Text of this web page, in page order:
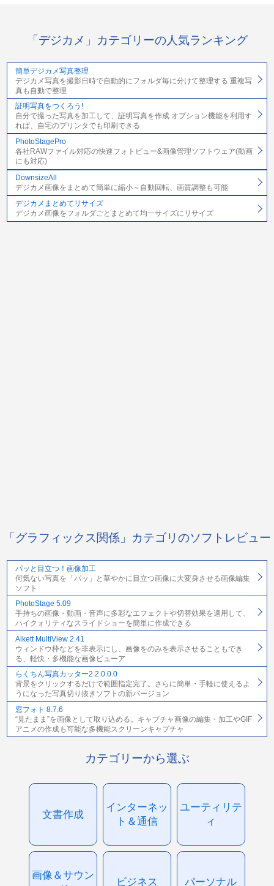
「デジカメ」カテゴリーの人気ランキング
簡単デジカメ写真整理
デジカメ写真を撮影日時で自動的にフォルダ毎に分けて整理する 重複写
真も自動で整理
証明写真をつくろう!
自分で撮った写真を加工して、証明写真を作成 オプション機能を利用す
れば、自宅のプリンタでも印刷できる
PhotoStagePro
各社RAWファイル対応の快速フォトビュー&画像管理ソフトウェア(動画
にも対応)
DownsizeAll
デジカメ画像をまとめて簡単に縮小～自動回転、画質調整も可能
デジカメまとめてリサイズ
デジカメ画像をフォルダごとまとめて均一サイズにリサイズ
「グラフィックス関係」カテゴリのソフトレビュー
パッと目立つ！画像加工
何気ない写真を「パッ」と華やかに目立つ画像に大変身させる画像編集
ソフト
PhotoStage 5.09
手持ちの画像・動画・音声に多彩なエフェクトや切替効果を適用して、
ハイクォリティなスライドショーを簡単に作成できる
Alkett MultiView 2.41
ウィンドウ枠などを非表示にし、画像をのみを表示させることもでき
る、軽快・多機能な画像ビューア
らくちん写真カッター2 2.0.0.0
背景をクリックするだけで範囲指定完了。さらに簡単・手軽に使えるよ
うになった写真切り抜きソフトの新バージョン
窓フォト 8.7.6
“見たまま”を画像として取り込める。キャプチャ画像の編集・加工やGIF
アニメの作成も可能な多機能スクリーンキャプチャ
カテゴリーから選ぶ
文書作成
インターネッ
ト＆通信
ユーティリテ
ィ
画像＆サウン
ビジネス パーソナル